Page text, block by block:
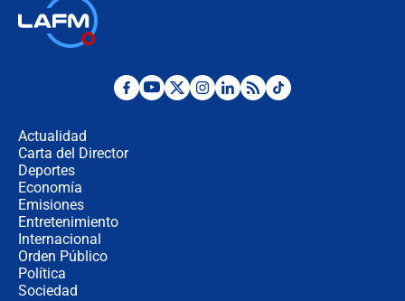
Posesión de Abelardo De La Espriella
Actualidad
Carta del Director
Deportes
Economía
Emisiones
Entretenimiento
Internacional
Orden Público
Política
Sociedad